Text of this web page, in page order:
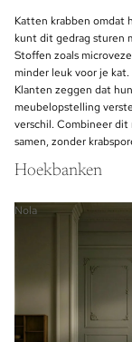
Katten krabben omdat
kunt dit gedrag sturen
Stoffen zoals
minder leuk voor je
Klanten zeggen dat
meubelopstelling
verschil. Combineer
samen, zonder
Hoekbanken
Nola